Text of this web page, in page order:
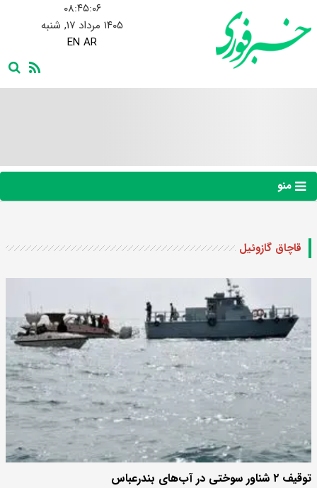
۰۸:۴۵:۰۷
۱۴۰۵ مرداد ۱۷, شنبه
EN AR
منو
قاچاق گازوئیل
توقیف ۲ شناور سوختی در آب‌های بندرعباس